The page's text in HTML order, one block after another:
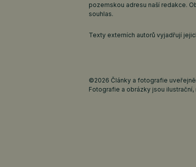
pozemskou adresu naší redakce.
souhlas.
Texty externích autorů vyjadřují
©2026 Články a fotografie
Fotografie a obrázky jsou